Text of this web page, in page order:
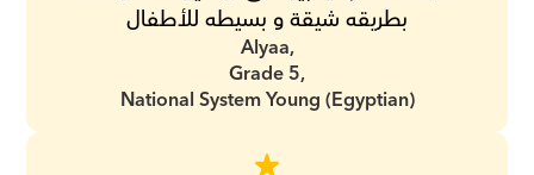
بطريقه شيقة و بسيطه للأطفال
Alyaa,
Grade 5,
National System Young (Egyptian)